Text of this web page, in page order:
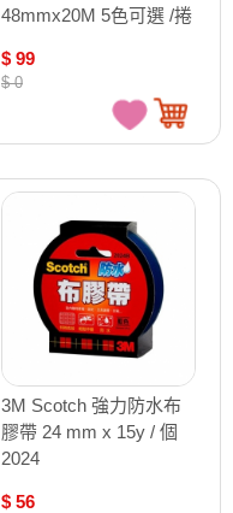
48mmx20M 5色可選 /捲
$ 99
$ 0
3M Scotch 強力防水布
膠帶 24 mm x 15y / 個
2024
$ 56